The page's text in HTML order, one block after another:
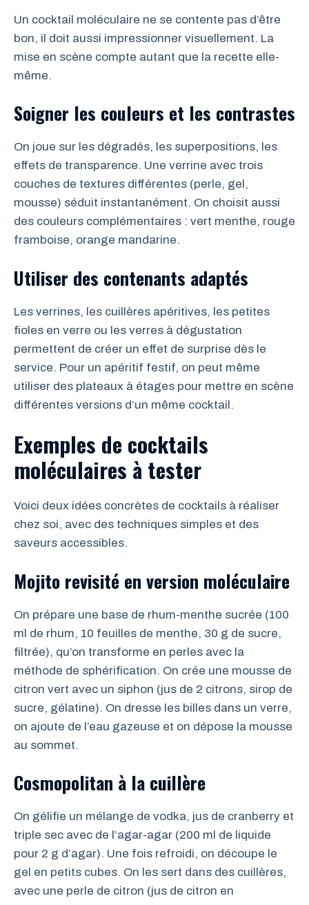
Un cocktail moléculaire ne se contente pas d’être
bon, il doit aussi impressionner visuellement. La
mise en scène compte autant que la recette elle-
même.
Soigner les couleurs et les contrastes
On joue sur les dégradés, les superpositions, les
effets de transparence. Une verrine avec trois
couches de textures différentes (perle, gel,
mousse) séduit instantanément. On choisit aussi
des couleurs complémentaires : vert menthe, rouge
framboise, orange mandarine.
Utiliser des contenants adaptés
Les verrines, les cuillères apéritives, les petites
fioles en verre ou les verres à dégustation
permettent de créer un effet de surprise dès le
service. Pour un apéritif festif, on peut même
utiliser des plateaux à étages pour mettre en scène
différentes versions d’un même cocktail.
Exemples de cocktails
moléculaires à tester
Voici deux idées concrètes de cocktails à réaliser
chez soi, avec des techniques simples et des
saveurs accessibles.
Mojito revisité en version moléculaire
On prépare une base de rhum-menthe sucrée (100
ml de rhum, 10 feuilles de menthe, 30 g de sucre,
filtrée), qu’on transforme en perles avec la
méthode de sphérification. On crée une mousse de
citron vert avec un siphon (jus de 2 citrons, sirop de
sucre, gélatine). On dresse les billes dans un verre,
on ajoute de l’eau gazeuse et on dépose la mousse
au sommet.
Cosmopolitan à la cuillère
On gélifie un mélange de vodka, jus de cranberry et
triple sec avec de l’agar-agar (200 ml de liquide
pour 2 g d’agar). Une fois refroidi, on découpe le
gel en petits cubes. On les sert dans des cuillères,
avec une perle de citron (jus de citron en